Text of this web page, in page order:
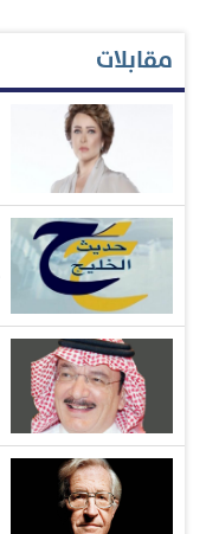
مقابلات